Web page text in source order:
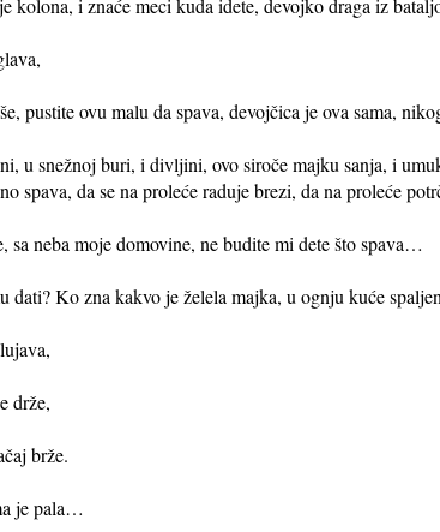
pustite ovu malu da spava, devojčica je ova sama,
u snežnoj buri, i divljini, ovo siroče majku sanja, i
spava, da se na proleće raduje brezi, da na proleće
sa neba moje domovine, ne budite mi dete što spava…
dati? Ko zna kakvo je želela majka, u ognju kuće
drže,
brže.
je pala…